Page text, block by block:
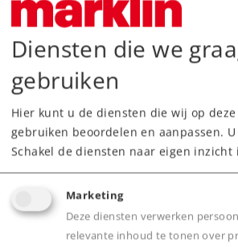
169,00 € Adviesprijs
Neem contact op met uw
Downloads
Diensten die we
gebruiken
Hier kunt u de diensten die wij op
gebruiken beoordelen en aanpassen.
Schakel de diensten naar eigen inzicht
Marketing
Deze diensten verwerken
relevante inhoud te tonen over